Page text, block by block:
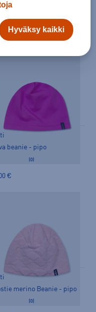
beanie - pipo
(0)
€
beanie - pipo
(0)
€
merino Beanie - pipo
(0)
Hyväksy kaikki